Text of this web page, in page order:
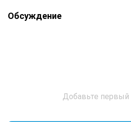
Обсуждение
Добавьте